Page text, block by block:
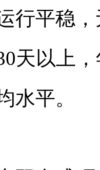
行平稳
天以上
水平。